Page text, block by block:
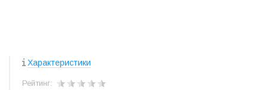
Характеристики
Рейтинг: